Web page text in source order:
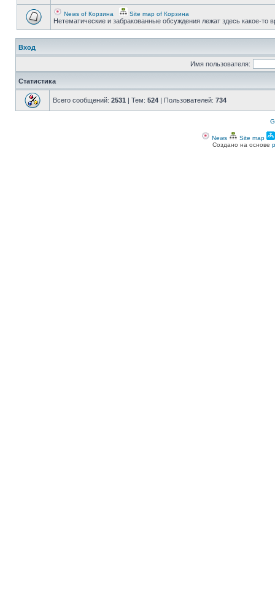
News of Корзина Site map of Корзина
Нетематические и забракованные обсуждения лежат здесь какое-то
Вход
Имя пользователя:
Статистика
Всего сообщений: 2531 | Тем: 524 | Пользователей: 734
News Site map
Создано на основе